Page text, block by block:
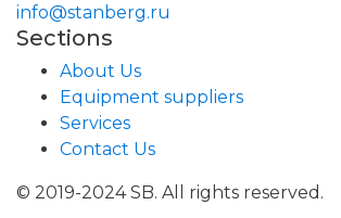
info@stanberg.ru
Sections
About Us
Equipment suppliers
Services
Contact Us
© 2019-2024 SB. All rights reserved.